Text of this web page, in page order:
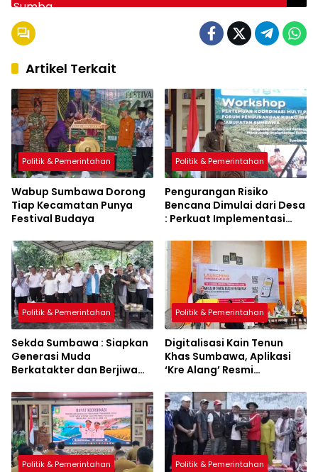
Artikel Terkait
Politik & Pemerintahan
Wabup Sumbawa Dorong
Tiap Kecamatan Punya
Festival Budaya
Politik & Pemerintahan
Pengurangan Risiko
Bencana Dimulai dari Desa
: Perkuat Implementasi
Politik & Pemerintahan
Sekda Sumbawa : Siapkan
Generasi Muda
Berkatakter dan Berjiwa
Politik & Pemerintahan
Digitalisasi Kain Tenun
Khas Sumbawa, Aplikasi
‘Kre Alang’ Resmi
Politik & Pemerintahan Politik & Pemerintahan